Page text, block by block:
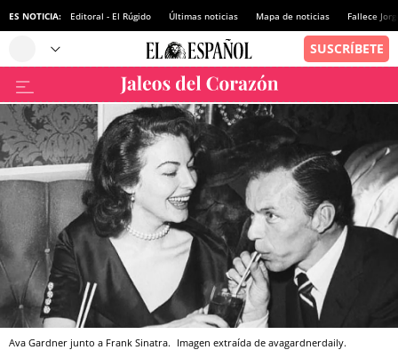
ES NOTICIA: Editoral - El Rúgido Últimas noticias Mapa de noticias Fallece
Ava Gardner junto a Frank Sinatra. Imagen extraída de avagardnerdaily.